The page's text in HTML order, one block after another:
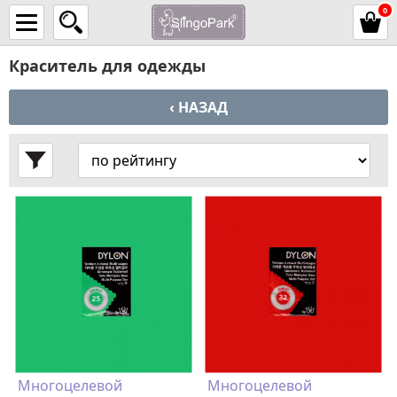
0
Краситель для одежды
‹ НАЗАД
Многоцелевой
Многоцелевой